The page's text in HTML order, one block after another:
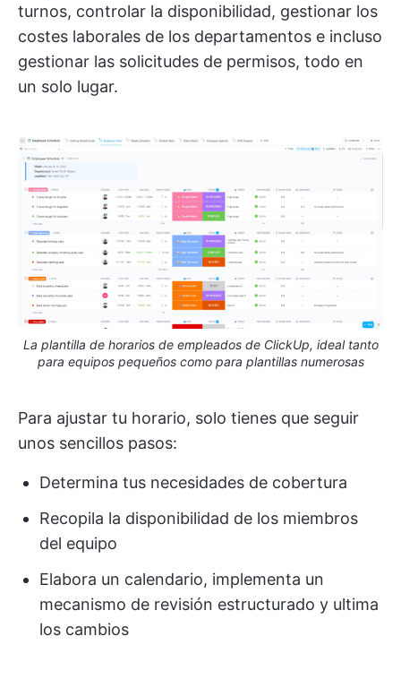
turnos, controlar la disponibilidad, gestionar los
costes laborales de los departamentos e incluso
gestionar las solicitudes de permisos, todo en
un solo lugar.
La plantilla de horarios de empleados de ClickUp, ideal tanto
para equipos pequeños como para plantillas numerosas
Para ajustar tu horario, solo tienes que seguir
unos sencillos pasos:
Determina tus necesidades de cobertura
Recopila la disponibilidad de los miembros
del equipo
Elabora un calendario, implementa un
mecanismo de revisión estructurado y ultima
los cambios